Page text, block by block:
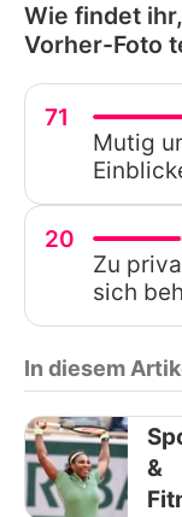
Wie findet
Vorher-Foto
71
Mutig
20
Zu
sich
In diesem
&